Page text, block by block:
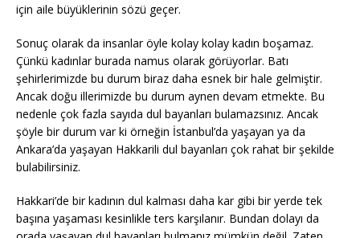
için aile büyüklerinin sözü geçer.
Sonuç olarak da insanlar öyle kolay kolay kadın boşamaz.
Çünkü kadınlar burada namus olarak görüyorlar. Batı
şehirlerimizde bu durum biraz daha esnek bir hale gelmiştir.
Ancak doğu illerimizde bu durum aynen devam etmekte. Bu
nedenle çok fazla sayıda dul bayanları bulamazsınız. Ancak
şöyle bir durum var ki örneğin İstanbul’da yaşayan ya da
Ankara’da yaşayan Hakkarili dul bayanları çok rahat bir şekilde
bulabilirsiniz.
Hakkari’de bir kadının dul kalması daha kar gibi bir yerde tek
başına yaşaması kesinlikle ters karşılanır. Bundan dolayı da